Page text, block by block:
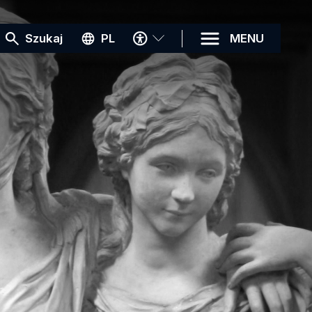
Szukaj PL
MENU
DOSTĘPNOŚCI
MENU